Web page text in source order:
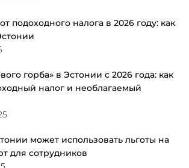
подоходного налога в 2026 году: как
горба» в Эстонии с 2026 года: как
налог и необлагаемый
может использовать льготы на
для сотрудников